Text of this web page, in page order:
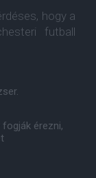
hogy a
futball
fogják érezni,